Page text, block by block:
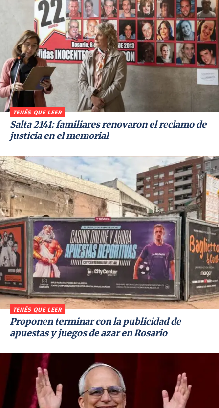
TENÉS QUE LEER
Salta 2141: familiares renovaron el reclamo de
justicia en el memorial
TENÉS QUE LEER
Proponen terminar con la publicidad de
apuestas y juegos de azar en Rosario